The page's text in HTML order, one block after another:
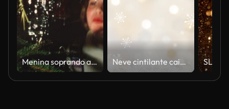
Menina soprando as velas (árvore de Natal vintage de Filme de 8 mm Neve cintilante caindo. Lindo Natal dourado